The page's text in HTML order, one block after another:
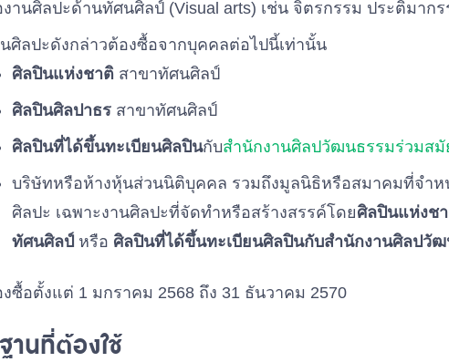
านศิลปะด้านทัศนศิลป์ (Visual arts) เช่น จิตรกรรม ประติมา
ศิลปะดังกล่าวต้องซื้อจากบุคคลต่อไปนี้เท่านั้น
ศิลปินแห่งชาติ สาขาทัศนศิลป์
ศิลปินศิลปาธร สาขาทัศนศิลป์
ศิลปินที่ได้ขึ้นทะเบียนศิลปินกับสำนักงานศิลปวัฒนธรรมร่วมส
บริษัทหรือห้างหุ้นส่วนนิติบุคคล รวมถึงมูลนิธิหรือสมาคมที่จำห
ศิลปะ เฉพาะงานศิลปะที่จัดทำหรือสร้างสรรค์โดยศิลปินแห่งช
ทัศนศิลป์ หรือ ศิลปินที่ได้ขึ้นทะเบียนศิลปินกับสำนักงานศิลปวั
ซื้อตั้งแต่ 1 มกราคม 2568 ถึง 31 ธันวาคม 2570
านที่ต้องใช้